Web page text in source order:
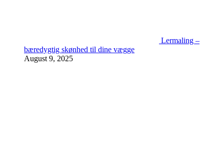
Lermaling –
bæredygtig skønhed til dine vægge
August 9, 2025